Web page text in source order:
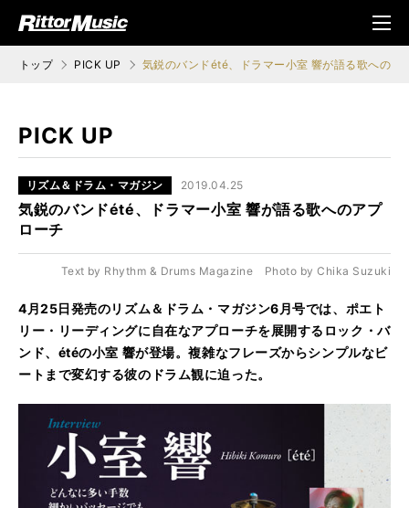
ジック (Rittor Musi
メニ
ュ
トップ PICK UP 気鋭のバンドété、ドラマー小室 響が語る歌へのア
PICK UP
リズム＆ドラム・マガジン 2019.04.25
気鋭のバンドété、ドラマー小室 響が語る歌へのアプ
ローチ
Text by Rhythm & Drums Magazine Photo by Chika Suzuki
4月25日発売のリズム＆ドラム・マガジン6月号では、ポエト
リー・リーディングに自在なアプローチを展開するロック・バ
ンド、étéの小室 響が登場。複雑なフレーズからシンプルなビ
ートまで変幻する彼のドラム観に迫った。